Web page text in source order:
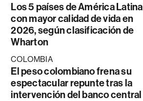
Los 5 países de América Latina
con mayor calidad de vida en
2026, según clasificación de
Wharton
COLOMBIA
El peso colombiano frena su
espectacular repunte tras la
intervención del banco central